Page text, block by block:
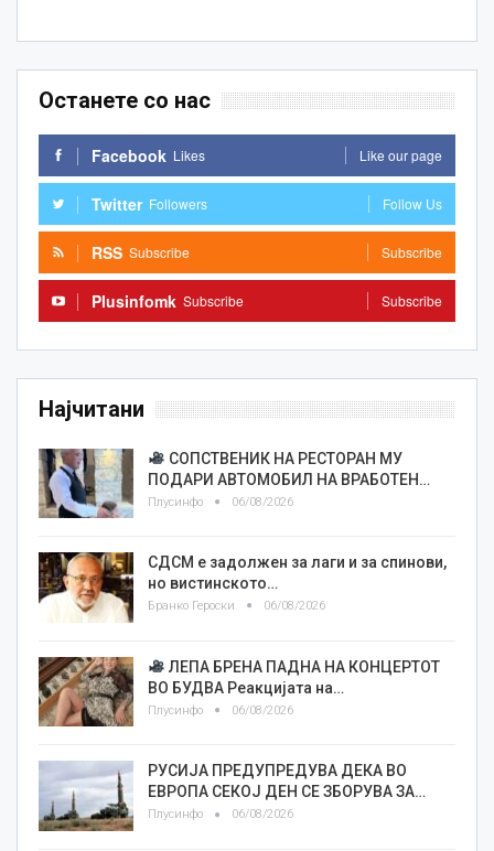
Останете со нас
Facebook Likes Like our page
Twitter Followers Follow Us
RSS Subscribe Subscribe
Plusinfomk Subscribe Subscribe
Најчитани
СОПСТВЕНИК НА РЕСТОРАН МУ
ПОДАРИ АВТОМОБИЛ НА ВРАБОТЕН…
Плусинфо 06/08/2026
СДСМ е задолжен за лаги и за спинови,
но вистинското…
Бранко Героски 06/08/2026
ЛЕПА БРЕНА ПАДНА НА КОНЦЕРТОТ
ВО БУДВА Реакцијата на…
Плусинфо 06/08/2026
РУСИЈА ПРЕДУПРЕДУВА ДЕКА ВО
ЕВРОПА СЕКОЈ ДЕН СЕ ЗБОРУВА ЗА…
Плусинфо 06/08/2026